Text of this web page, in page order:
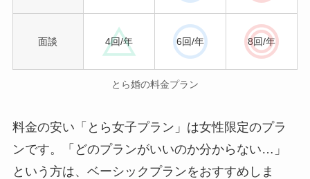
面談 4回/年 6回/年 8回/年
とら婚の料金プラン
料金の安い「とら女子プラン」は女性限定のプラ
ンです。「どのプランがいいのか分からない…」
という方は、ベーシックプランをおすすめしま